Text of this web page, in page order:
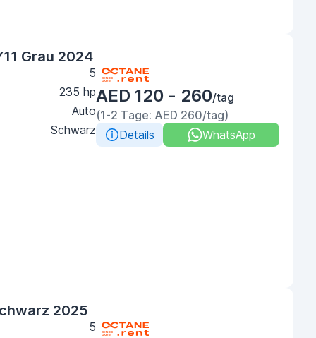
Grau 2024
5
235 hp
Auto
Schwarz
AED 120 - 260/tag
(1-2 Tage: AED 260/tag)
Details
WhatsApp
2025
5